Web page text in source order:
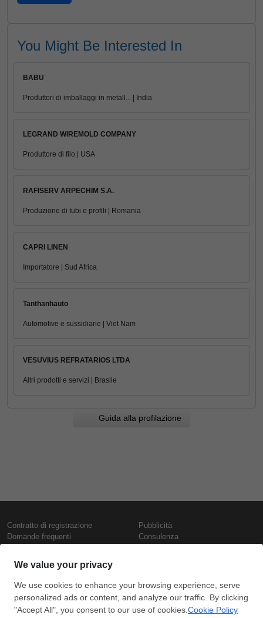
You Might Be Interested In
BABU
Produttori di imballaggi in metall... | India
LEGRAND WIREMOLD COMPANY
Produttore di filo | USA
RAFISERV ARPECHIM S.A.
Produzione di tubi e profili | Romania
CAPRI LINEN
Importatore | Sud Africa
Tanthanhauto
Automotive e sussidiarie | Viet Nam
VESUVIUS REFRATARIOS LTDA
Altri prodotti e servizi | Brasile
Guida alla profilazione
Contratto di registrazione
Domande frequenti
Presentazione
Contattaci
Termini di utilizzo
Politica di riservatezza
Pubblicità
Consulenza